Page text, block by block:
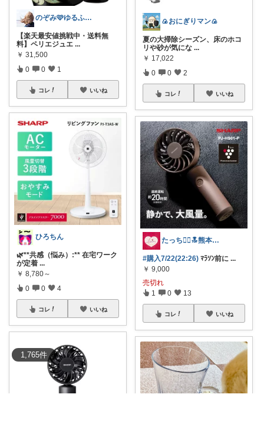
1,765件
のぞみ🩷ゆるふわライフ
【楽天最安値挑戦中・送料無
料】ペリエジュエ ...
￥ 31,500
0 0 1
コレ いいね
ひろちん
🌿**共感（悩み）:** 在宅ワーク
が定着 ...
￥ 8,780～
0 0 4
コレ いいね
🍙おにぎりマン🍙
夏の大掃除シーズン、床のホコ
リや砂が気にな ...
￥ 17,022
0 0 2
コレ いいね
たっち🙇‍♀️🔝熊本Rｸﾗｯﾁ募金
#購入7/22(22:26) ﾏﾗｿﾝ前に ...
￥ 9,000
売切れ
1 0 13
コレ いいね